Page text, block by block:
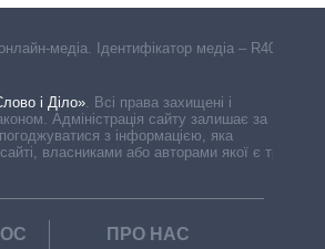
медіа. Ідентифікатор медіа – R40-
і Діло»
Всі права захищені і
Адміністрація сайту залишає за
з інформацією, яка
власниками або авторами якої є треті
ПРО НАС